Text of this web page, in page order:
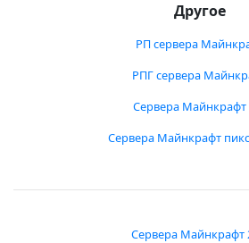
Другое
РП сервера
РПГ сервера
Сервера Майнкрафт
Сервера Майнкрафт
Сервера Майнкрафт